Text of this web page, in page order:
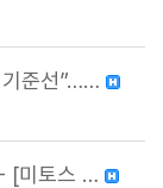
기준선”……
[미토스 …